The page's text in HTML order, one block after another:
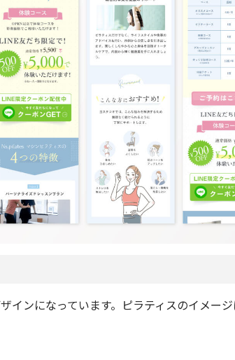
ンになっています。ピラティスのイメージ